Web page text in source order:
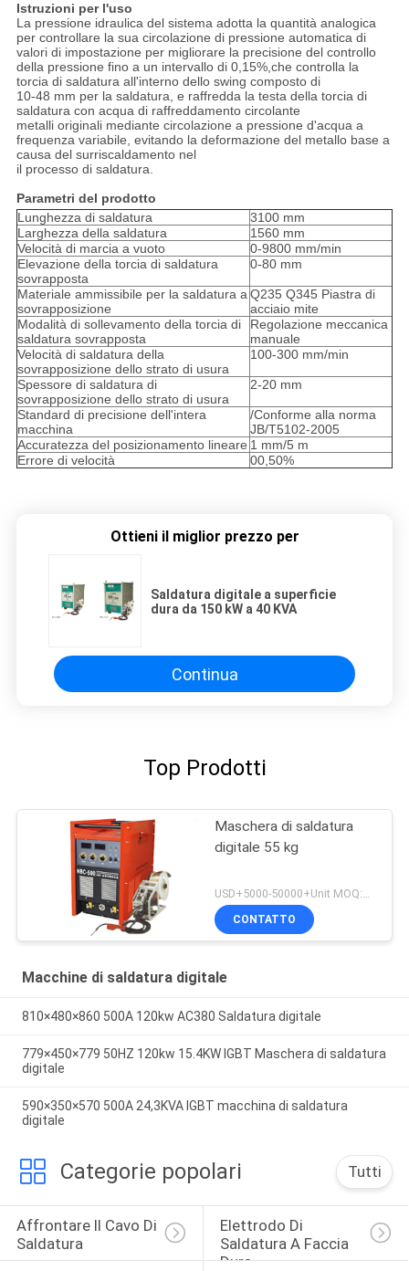
Istruzioni per l'uso
La pressione idraulica del sistema adotta la quantità analogica
per controllare la sua circolazione di pressione automatica di
valori di impostazione per migliorare la precisione del controllo
della pressione fino a un intervallo di 0,15%,che controlla la
torcia di saldatura all'interno dello swing composto di
10-48 mm per la saldatura, e raffredda la testa della torcia di
saldatura con acqua di raffreddamento circolante
metalli originali mediante circolazione a pressione d'acqua a
frequenza variabile, evitando la deformazione del metallo base a
causa del surriscaldamento nel
il processo di saldatura.
Parametri del prodotto
Lunghezza di saldatura
3100 mm
Larghezza della saldatura
1560 mm
Velocità di marcia a vuoto
0-9800 mm/min
Elevazione della torcia di saldatura
sovrapposta
0-80 mm
Materiale ammissibile per la saldatura a
sovrapposizione
Q235 Q345 Piastra di
acciaio mite
Modalità di sollevamento della torcia di
saldatura sovrapposta
Regolazione meccanica
manuale
Velocità di saldatura della
sovrapposizione dello strato di usura
100-300 mm/min
Spessore di saldatura di
sovrapposizione dello strato di usura
2-20 mm
Standard di precisione dell'intera
macchina
/Conforme alla norma
JB/T5102-2005
Accuratezza del posizionamento lineare 1 mm/5 m
Errore di velocità
00,50%
Ottieni il miglior prezzo per
Saldatura digitale a superficie
dura da 150 kW a 40 KVA
Continua
Top Prodotti
Maschera di saldatura
digitale 55 kg
USD+5000-50000+Unit MOQ:1 unità
CONTATTO
Macchine di saldatura digitale
810×480×860 500A 120kw AC380 Saldatura digitale
779×450×779 50HZ 120kw 15.4KW IGBT Maschera di saldatura
digitale
590×350×570 500A 24,3KVA IGBT macchina di saldatura
digitale
Categorie popolari Tutti
Affrontare Il Cavo Di
Saldatura
Elettrodo Di
Saldatura A Faccia
Dura